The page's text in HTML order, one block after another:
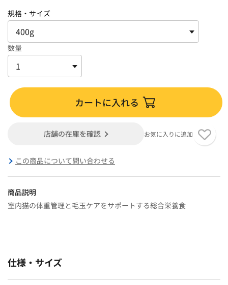
規格・サイズ
数量
カートに入れる
店舗の在庫を確認 お気に入りに追加
この商品について問い合わせる
商品説明
室内猫の体重管理と毛玉ケアをサポートする総合栄養食
仕様・サイズ